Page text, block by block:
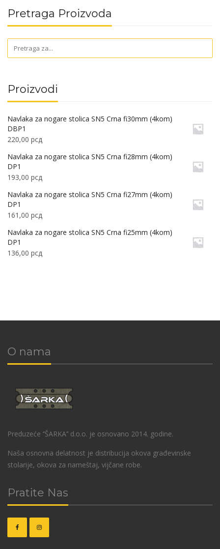
Pretraga Proizvoda
Proizvodi
Navlaka za nogare stolica SN5 Crna fi30mm (4kom)
DBP1
220,00 рсд
Navlaka za nogare stolica SN5 Crna fi28mm (4kom)
DP1
193,00 рсд
Navlaka za nogare stolica SN5 Crna fi27mm (4kom)
DP1
161,00 рсд
Navlaka za nogare stolica SN5 Crna fi25mm (4kom)
DP1
136,00 рсд
O nama
Preduzeće ‘’ŠARKA’’ d.o.o. je osnovano 2014. godine.
Naša osnovna delatnost je distribucija okova građevinske
stolarije, okova za nameštaj, vijčane robe.
Pratite Nas